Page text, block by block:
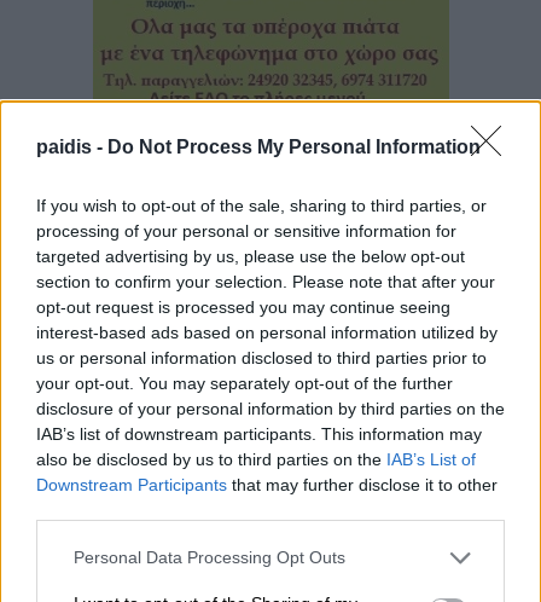
paidis - Do Not Process My Personal Information
If you wish to opt-out of the sale, sharing to third parties, or
processing of your personal or sensitive information for
targeted advertising by us, please use the below opt-out
section to confirm your selection. Please note that after your
opt-out request is processed you may continue seeing
interest-based ads based on personal information utilized by
us or personal information disclosed to third parties prior to
your opt-out. You may separately opt-out of the further
disclosure of your personal information by third parties on the
IAB’s list of downstream participants. This information may
also be disclosed by us to third parties on the IAB’s List of
Downstream Participants that may further disclose it to other
Personal Data Processing Opt Outs
▌ΤΕΛΕΥΤΑΙΑ ΝΕΑ